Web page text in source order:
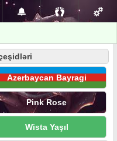
Azerbaycan Bayragi
Pink Rose
Wista Yaşıl